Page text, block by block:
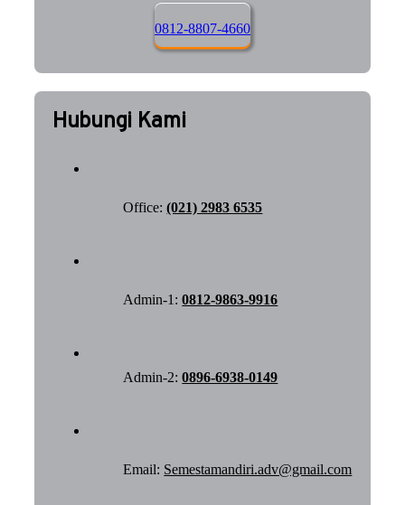
0812-8807-4660
Hubungi Kami
Office:(021) 2983 6535
Admin-1:0812-9863-9916
Admin-2:0896-6938-0149
Email: Semestamandiri.adv@gmail.com